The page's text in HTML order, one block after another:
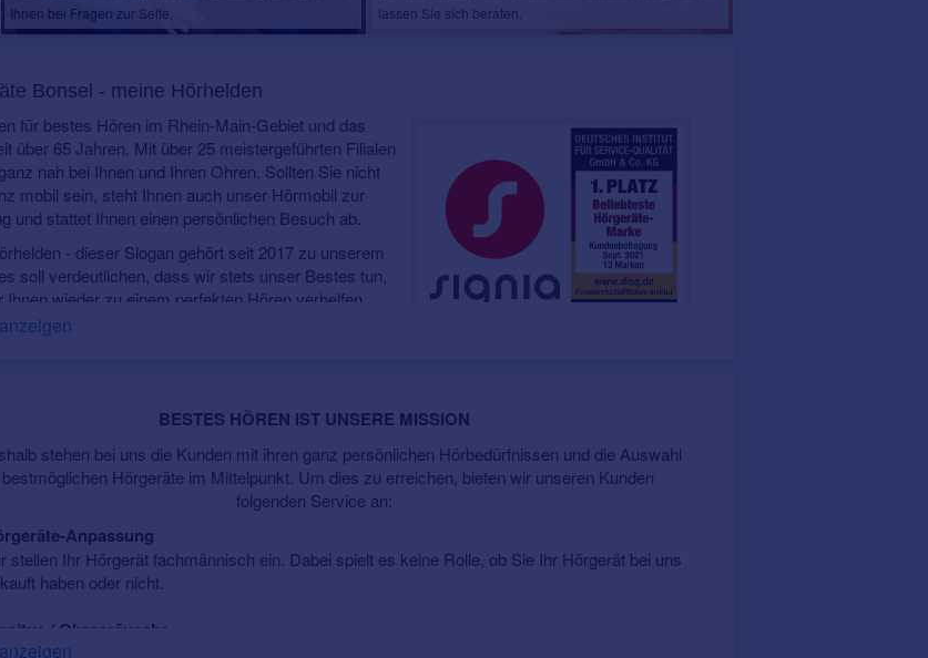
Ihnen bei Fragen zur Seite.
lassen Sie sich beraten.
Bonsel - meine Hörhelden
für bestes Hören im Rhein-Main-Gebiet und das
über 65 Jahren. Mit über 25 meistergeführten Filialen
nah bei Ihnen und Ihren Ohren. Sollten Sie nicht
mobil sein, steht Ihnen auch unser Hörmobil zur
und stattet Ihnen einen persönlichen Besuch ab.
- dieser Slogan gehört seit 2017 zu unserem
soll verdeutlichen, dass wir stets unser Bestes tun,
Ihnen wieder zu einem perfekten Hören verhelfen.
Hören bedeutet auch mehr Lebensqualität.
Stange, sondern nehmen uns alle Zeit, die für Ihre
Hörgeräteversorgung benötigt wird. Dazu stehen uns vielerlei Hörgeräte unterschiedlichster
Hersteller zur Verfügung.
dreht sich die Welt um Ihre Ohren!
BESTES HÖREN IST UNSERE MISSION
stehen bei uns die Kunden mit ihren ganz persönlichen Hörbedürfnissen und die Auswahl
Hörgeräte im Mittelpunkt. Um dies zu erreichen, bieten wir unseren Kunden
folgenden Service an:
Anpassung
stellen Ihr Hörgerät fachmännisch ein. Dabei spielt es keine Rolle, ob Sie Ihr Hörgerät bei uns
haben oder nicht.
/ Ohrgeräusche
Tinnitus-Kompetenz-Zentren beraten wir Sie umfassend rund um das Thema Tinnitus.